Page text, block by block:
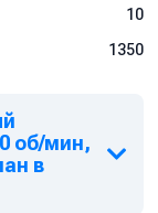
10
1350
об/мин,
в